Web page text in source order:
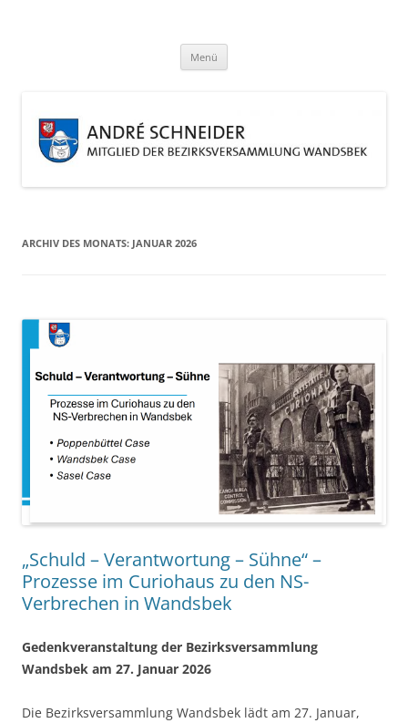
Menü
ARCHIV DES MONATS: JANUAR 2026
„Schuld – Verantwortung – Sühne“ –
Prozesse im Curiohaus zu den NS-
Verbrechen in Wandsbek
Gedenkveranstaltung der Bezirksversammlung
Wandsbek am 27. Januar 2026
Die Bezirksversammlung Wandsbek lädt am 27. Januar,